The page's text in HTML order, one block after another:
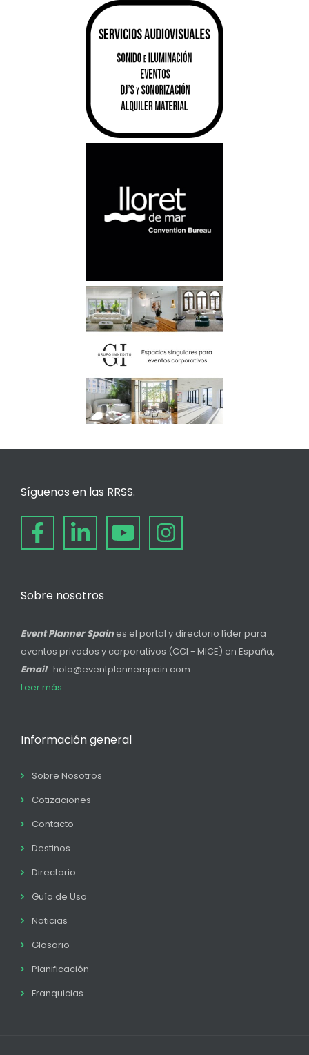
Síguenos en las RRSS.
Sobre nosotros
Event Planner Spain es el portal y directorio líder para
eventos privados y corporativos (CCI - MICE) en España,
Email: hola@eventplannerspain.com
Leer más...
Información general
Sobre Nosotros
Cotizaciones
Contacto
Destinos
Directorio
Guía de Uso
Noticias
Glosario
Planificación
Franquicias